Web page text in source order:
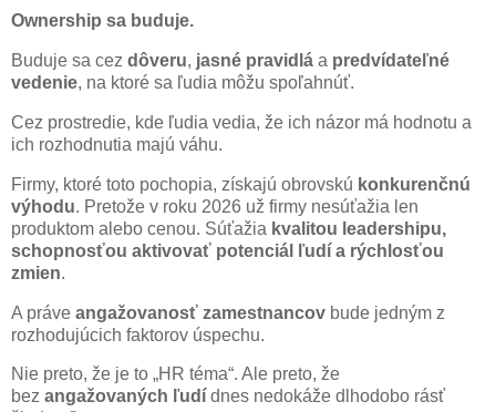
Ownership sa buduje.
Buduje sa cez dôveru, jasné pravidlá a predvídateľné
vedenie, na ktoré sa ľudia môžu spoľahnúť.
Cez prostredie, kde ľudia vedia, že ich názor má hodnotu a
ich rozhodnutia majú váhu.
Firmy, ktoré toto pochopia, získajú obrovskú konkurenčnú
výhodu. Pretože v roku 2026 už firmy nesúťažia len
produktom alebo cenou. Súťažia kvalitou leadershipu,
schopnosťou aktivovať potenciál ľudí a rýchlosťou
zmien.
A práve angažovanosť zamestnancov bude jedným z
rozhodujúcich faktorov úspechu.
Nie preto, že je to „HR téma“. Ale preto, že
bez angažovaných ľudí dnes nedokáže dlhodobo rásť